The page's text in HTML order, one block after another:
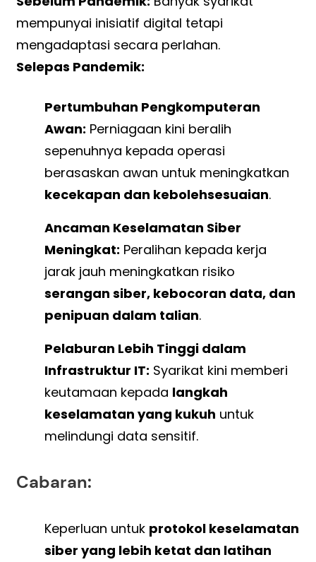
mempunyai inisiatif digital tetapi
mengadaptasi secara perlahan.
Selepas Pandemik:
Pertumbuhan Pengkomputeran
Awan: Perniagaan kini beralih
sepenuhnya kepada operasi
berasaskan awan untuk meningkatkan
kecekapan dan kebolehsesuaian.
Ancaman Keselamatan Siber
Meningkat: Peralihan kepada kerja
jarak jauh meningkatkan risiko
serangan siber, kebocoran data, dan
penipuan dalam talian.
Pelaburan Lebih Tinggi dalam
Infrastruktur IT: Syarikat kini memberi
keutamaan kepada langkah
keselamatan yang kukuh untuk
melindungi data sensitif.
Cabaran:
Keperluan untuk protokol keselamatan
siber yang lebih ketat dan latihan